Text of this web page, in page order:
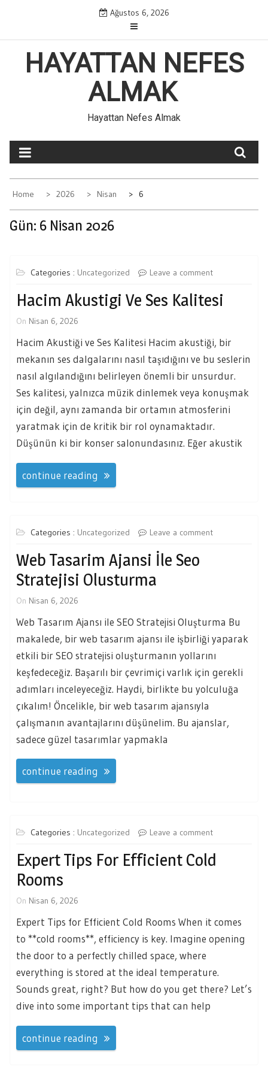
Ağustos 6, 2026
HAYATTAN NEFES
ALMAK
Hayattan Nefes Almak
Home 2026 Nisan 6
Gün: 6 Nisan 2026
Categories : Uncategorized Leave a comment
Hacim Akustigi Ve Ses Kalitesi
On Nisan 6, 2026
Hacim Akustiği ve Ses Kalitesi Hacim akustiği, bir
mekanın ses dalgalarını nasıl taşıdığını ve bu seslerin
nasıl algılandığını belirleyen önemli bir unsurdur.
Ses kalitesi, yalnızca müzik dinlemek veya konuşmak
için değil, aynı zamanda bir ortamın atmosferini
yaratmak için de kritik bir rol oynamaktadır.
Düşünün ki bir konser salonundasınız. Eğer akustik
continue reading
Categories : Uncategorized Leave a comment
Web Tasarim Ajansi İle Seo
Stratejisi Olusturma
On Nisan 6, 2026
Web Tasarım Ajansı ile SEO Stratejisi Oluşturma Bu
makalede, bir web tasarım ajansı ile işbirliği yaparak
etkili bir SEO stratejisi oluşturmanın yollarını
keşfedeceğiz. Başarılı bir çevrimiçi varlık için gerekli
adımları inceleyeceğiz. Haydi, birlikte bu yolculuğa
çıkalım! Öncelikle, bir web tasarım ajansıyla
çalışmanın avantajlarını düşünelim. Bu ajanslar,
sadece güzel tasarımlar yapmakla
continue reading
Categories : Uncategorized Leave a comment
Expert Tips For Efficient Cold
Rooms
On Nisan 6, 2026
Expert Tips for Efficient Cold Rooms When it comes
to **cold rooms**, efficiency is key. Imagine opening
the door to a perfectly chilled space, where
everything is stored at the ideal temperature.
Sounds great, right? But how do you get there? Let’s
dive into some important tips that can help
continue reading